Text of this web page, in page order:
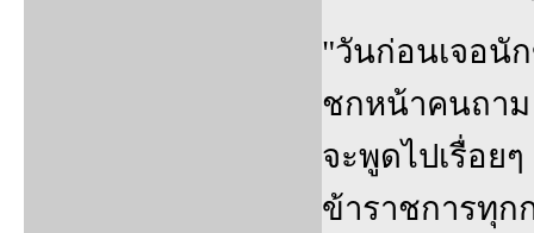
"วันก่อนเจอนั
ชกหน้าคนถาม
จะพูดไปเรื่อย
ข้าราชการทุก